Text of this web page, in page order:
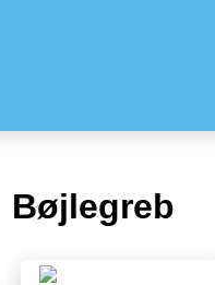
Bøjlegreb